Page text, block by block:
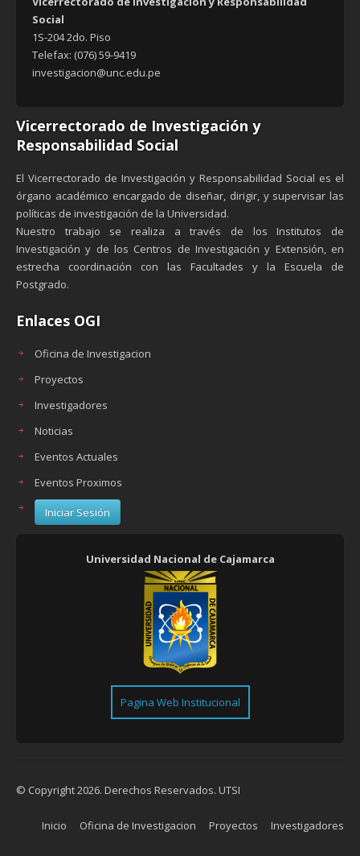
Social
1S-204 2do. Piso
Telefax: (076) 59-9419
investigacion@unc.edu.pe
Vicerrectorado de Investigación y
Responsabilidad Social
El Vicerrectorado de Investigación y Responsabilidad Social es el
órgano académico encargado de diseñar, dirigir, y supervisar las
políticas de investigación de la Universidad.
Nuestro trabajo se realiza a través de los Institutos de
Investigación y de los Centros de Investigación y Extensión, en
estrecha coordinación con las Facultades y la Escuela de
Postgrado.
Enlaces OGI
Oficina de Investigacion
Proyectos
Investigadores
Noticias
Eventos Actuales
Eventos Proximos
Iniciar Sesión
Universidad Nacional de Cajamarca
Pagina Web Institucional
© Copyright 2026. Derechos Reservados. UTSI
Inicio Oficina de Investigacion Proyectos Investigadores